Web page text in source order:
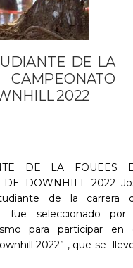
DE LA
2022
DE LA FOUEES
DE DOWNHILL 2022
de la carrera
fue seleccionado por
para participar en
2022” , que se